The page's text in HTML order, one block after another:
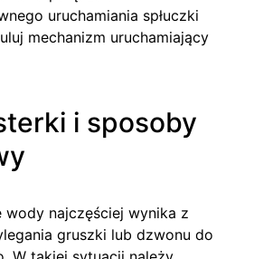
uruchamiania spłuczki
mechanizm uruchamiający
i sposoby
wody najczęściej wynika z
gruszki lub dzwonu do